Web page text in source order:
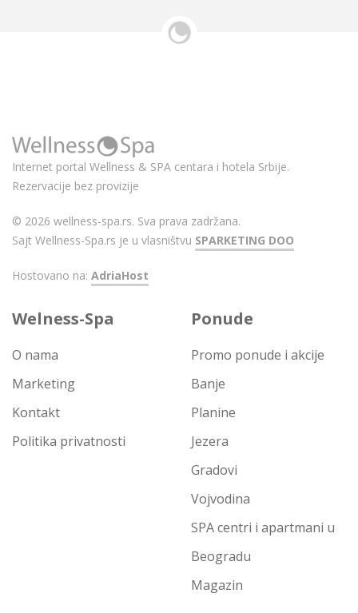
Internet portal Wellness & SPA centara i hotela Srbije.
Rezervacije bez provizije
© 2026 wellness-spa.rs. Sva prava zadržana.
Sajt Wellness-Spa.rs je u vlasništvu SPARKETING DOO
Hostovano na: AdriaHost
Welness-Spa
O nama
Marketing
Kontakt
Politika privatnosti
Ponude
Promo ponude i akcije
Banje
Planine
Jezera
Gradovi
Vojvodina
SPA centri i apartmani u
Beogradu
Magazin